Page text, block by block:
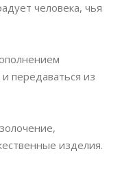
человека, чья
передаваться из
изделия.